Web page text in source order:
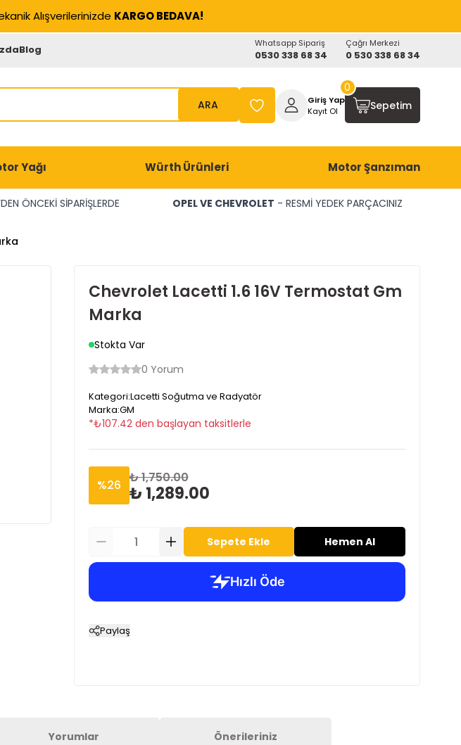
Alışverilerinizde KARGO BEDAVA!
Blog Whatsapp Sipariş
0530 338 68 34
Çağrı Merkezi
0 530 338 68 34
ARA
Giriş Yap
Kayıt Ol
Sepetim
0
Yağı Würth Ürünleri Motor Şanzıman
ÖNCEKİ SİPARİŞLERDE OPEL VE CHEVROLET - RESMİ YEDEK PARÇACINIZ
Chevrolet Lacetti 1.6 16V Termostat Gm
Marka
Stokta Var
0 Yorum
Kategori:Lacetti Soğutma ve Radyatör
Marka:GM
*₺107.42 den başlayan taksitlerle
%26 ₺ 1,750.00
₺ 1,289.00
Sepete Ekle Hemen Al
Paylaş
Yorumlar Önerileriniz